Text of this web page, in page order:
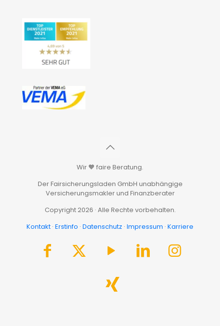
Wir 🧡 faire Beratung.
Der Fairsicherungsladen GmbH unabhängige
Versicherungsmakler und Finanzberater
Copyright 2026 · Alle Rechte vorbehalten.
Kontakt · Erstinfo · Datenschutz · Impressum · Karriere